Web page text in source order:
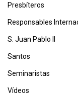
Presbíteros
Responsables
S. Juan Pablo II
Santos
Seminaristas
Vídeos